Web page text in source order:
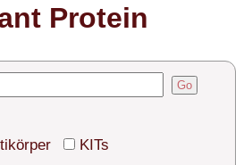
Protein
Go
KITs